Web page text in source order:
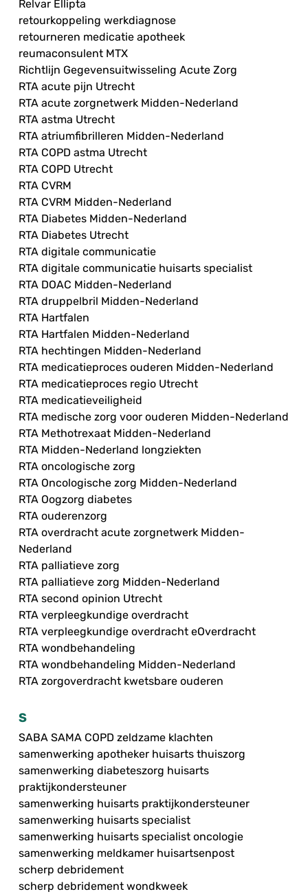
Relvar Ellipta
retourkoppeling werkdiagnose
retourneren medicatie apotheek
reumaconsulent MTX
Richtlijn Gegevensuitwisseling Acute Zorg
RTA acute pijn Utrecht
RTA acute zorgnetwerk Midden-Nederland
RTA astma Utrecht
RTA atriumfibrilleren Midden-Nederland
RTA COPD astma Utrecht
RTA COPD Utrecht
RTA CVRM
RTA CVRM Midden-Nederland
RTA Diabetes Midden-Nederland
RTA Diabetes Utrecht
RTA digitale communicatie
RTA digitale communicatie huisarts specialist
RTA DOAC Midden-Nederland
RTA druppelbril Midden-Nederland
RTA Hartfalen
RTA Hartfalen Midden-Nederland
RTA hechtingen Midden-Nederland
RTA medicatieproces ouderen Midden-Nederland
RTA medicatieproces regio Utrecht
RTA medicatieveiligheid
RTA medische zorg voor ouderen Midden-Nederland
RTA Methotrexaat Midden-Nederland
RTA Midden-Nederland longziekten
RTA oncologische zorg
RTA Oncologische zorg Midden-Nederland
RTA Oogzorg diabetes
RTA ouderenzorg
RTA overdracht acute zorgnetwerk Midden-
Nederland
RTA palliatieve zorg
RTA palliatieve zorg Midden-Nederland
RTA second opinion Utrecht
RTA verpleegkundige overdracht
RTA verpleegkundige overdracht eOverdracht
RTA wondbehandeling
RTA wondbehandeling Midden-Nederland
RTA zorgoverdracht kwetsbare ouderen
S
SABA SAMA COPD zeldzame klachten
samenwerking apotheker huisarts thuiszorg
samenwerking diabeteszorg huisarts
praktijkondersteuner
samenwerking huisarts praktijkondersteuner
samenwerking huisarts specialist
samenwerking huisarts specialist oncologie
samenwerking meldkamer huisartsenpost
scherp debridement
scherp debridement wondkweek